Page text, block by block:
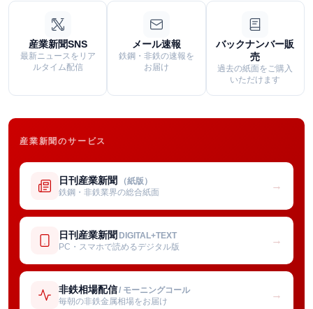
産業新聞SNS
最新ニュースをリア
ルタイム配信
メール速報
鉄鋼・非鉄の速報を
お届け
バックナンバー販
売
過去の紙面をご購入
いただけます
産業新聞のサービス
日刊産業新聞 （紙版）
鉄鋼・非鉄業界の総合紙面
→
日刊産業新聞 DIGITAL+TEXT
PC・スマホで読めるデジタル版
→
非鉄相場配信/ モーニングコール
毎朝の非鉄金属相場をお届け
→